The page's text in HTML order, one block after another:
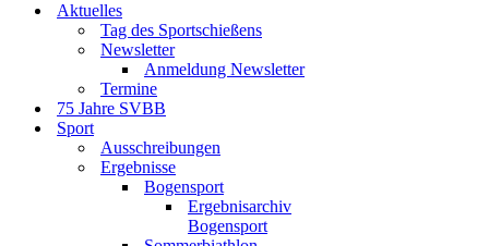
Aktuelles
Tag des Sportschießens
Newsletter
Anmeldung Newsletter
Termine
75 Jahre SVBB
Sport
Ausschreibungen
Ergebnisse
Bogensport
Ergebnisarchiv
Bogensport